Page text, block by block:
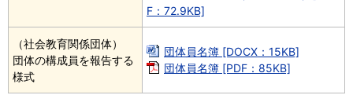
F：72.9KB]
（社会教育関係団体）
団体の構成員を報告する
様式
団体員名簿 [DOCX：15KB]
団体員名簿 [PDF：85KB]